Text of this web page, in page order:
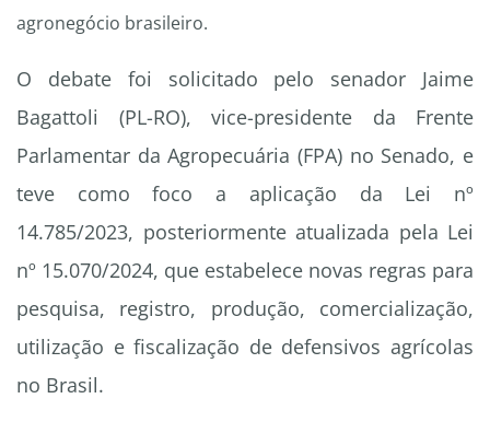
agronegócio brasileiro.
O debate foi solicitado pelo senador Jaime
Bagattoli (PL-RO), vice-presidente da Frente
Parlamentar da Agropecuária (FPA) no Senado, e
teve como foco a aplicação da Lei nº
14.785/2023, posteriormente atualizada pela Lei
nº 15.070/2024, que estabelece novas regras para
pesquisa, registro, produção, comercialização,
utilização e fiscalização de defensivos agrícolas
no Brasil.